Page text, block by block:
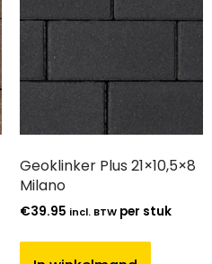
Geoklinker Plus 21×10,5×8
Milano
€39.95 incl. BTW per stuk